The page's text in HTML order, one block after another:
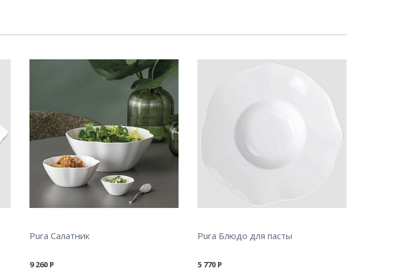
Pura Салатник
9 260 Р
Pura Блюдо для пасты
5 770 Р